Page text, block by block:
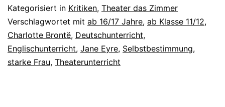
Kategorisiert in Kritiken, Theater das Zimmer
Verschlagwortet mit ab 16/17 Jahre, ab Klasse 11/12,
Charlotte Brontë, Deutschunterricht,
Englischunterricht, Jane Eyre, Selbstbestimmung,
starke Frau, Theaterunterricht